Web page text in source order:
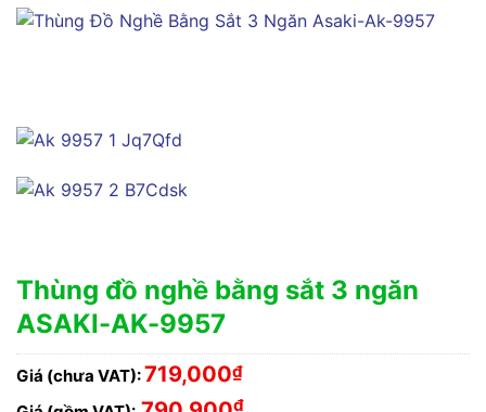
Thùng đồ nghề bằng sắt 3 ngăn
ASAKI-AK-9957
Giá (chưa VAT):719,000₫
₫